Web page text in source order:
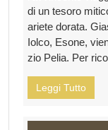
di un tesoro
ariete dorata.
Iolco, Esone,
zio Pelia. Per
Leggi Tutto